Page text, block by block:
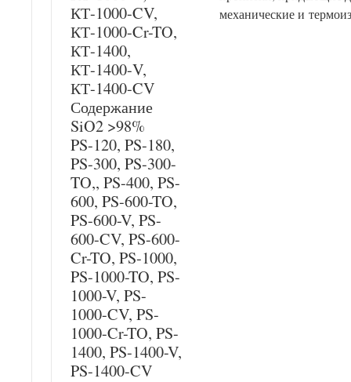
КТ-1000-CV,
КТ-1000-Cr-TO,
КТ-1400,
КТ-1400-V,
КТ-1400-CV
Содержание
SiO2 >98%
PS-120, PS-180,
PS-300, PS-300-
TO,, PS-400, PS-
600, PS-600-TO,
PS-600-V, PS-
600-CV, PS-600-
Cr-TO, PS-1000,
PS-1000-TO, PS-
1000-V, PS-
1000-CV, PS-
1000-Cr-TO, PS-
1400, PS-1400-V,
PS-1400-CV
механические и